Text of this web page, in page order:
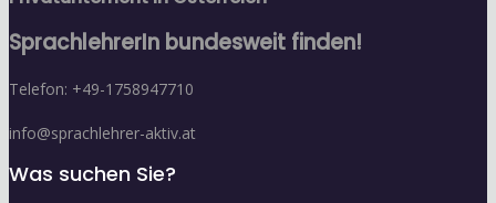
SprachlehrerIn bundesweit finden!
Telefon: +49-1758947710
info@sprachlehrer-aktiv.at
Was suchen Sie?